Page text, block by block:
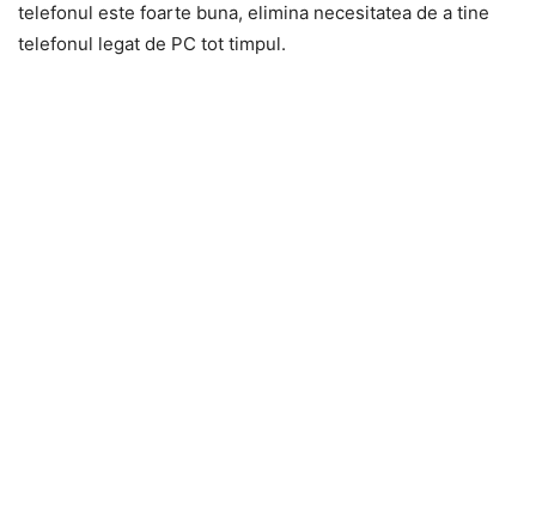
telefonul este foarte buna, elimina necesitatea de a tine
telefonul legat de PC tot timpul.